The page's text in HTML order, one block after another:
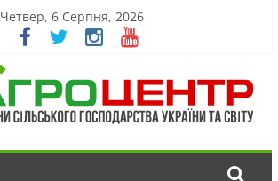
Четвер, 6 Серпня, 2026